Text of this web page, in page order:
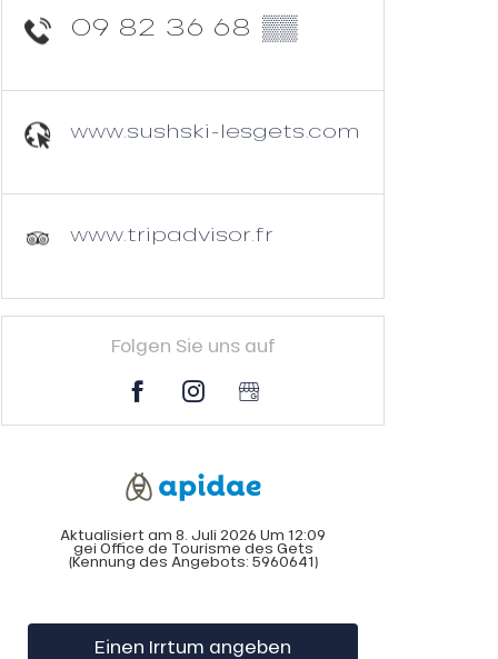
09 82 36 68 ▒▒
www.sushski-lesgets.com
www.tripadvisor.fr
Folgen Sie uns auf
Aktualisiert am 8. Juli 2026 Um 12:09
gei Office de Tourisme des Gets
(Kennung des Angebots: 5960641)
Einen Irrtum angeben